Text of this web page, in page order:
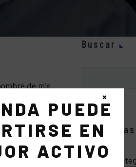
de mis
en la
tanto. Los
Buscar
Categorías
Categorías
PUEDE
EN
ACTIVO
×